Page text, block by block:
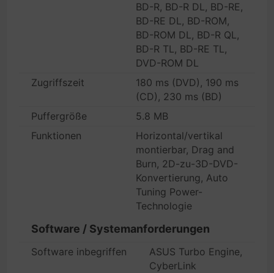
BD-R, BD-R DL, BD-RE,
BD-RE DL, BD-ROM,
BD-ROM DL, BD-R QL,
BD-R TL, BD-RE TL,
DVD-ROM DL
Zugriffszeit
180 ms (DVD), 190 ms
(CD), 230 ms (BD)
Puffergröße
5.8 MB
Funktionen
Horizontal/vertikal
montierbar, Drag and
Burn, 2D-zu-3D-DVD-
Konvertierung, Auto
Tuning Power-
Technologie
Software / Systemanforderungen
Software inbegriffen
ASUS Turbo Engine,
CyberLink